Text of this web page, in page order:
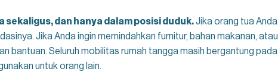
dan hanya dalam posisi duduk.Jika orang tua Anda
Jika Anda ingin memindahkan furnitur, bahan makanan, atau
bantuan. Seluruh mobilitas rumah tangga masih bergantung pada
untuk orang lain.